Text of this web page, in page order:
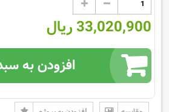
33,020,900 ریال
افزودن به